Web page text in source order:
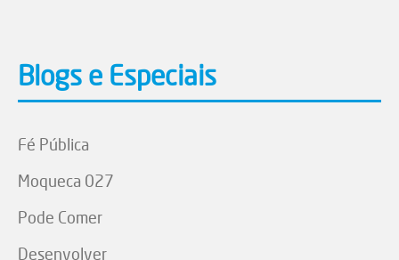
Blogs e Especiais
Fé Pública
Moqueca 027
Pode Comer
Desenvolver